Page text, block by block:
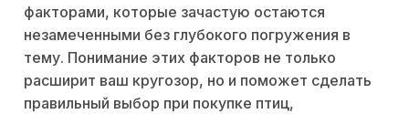
факторами, которые зачастую остаются
незамеченными без глубокого погружения в
тему. Понимание этих факторов не только
расширит ваш кругозор, но и поможет сделать
правильный выбор при покупке птиц,